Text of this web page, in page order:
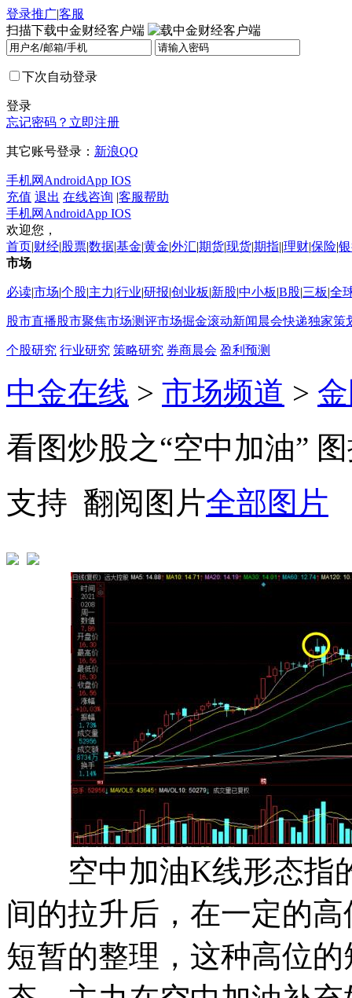
登录推广|客服
扫描下载中金财经客户端
下次自动登录
登录
忘记密码？ 立即注册
其它账号登录： 新浪QQ
手机网 AndroidApp IOS
充值 退出 在线咨询 |客服帮助
手机网 AndroidApp IOS
欢迎您，
首页|财经|股票|数据|基金|黄金|外汇|期货|现货|期指||理财|保险|
市场
必读|市场|个股|主力|行业|研报|创业板|新股|中小板|B股|三板|全
股市直播股市聚焦市场测评市场掘金滚动新闻 晨会快递独家策
个股研究 行业研究 策略研究 券商晨会 盈利预测
中金在线 > 市场频道 >
看图炒股之“空中加油”
支持 翻阅图片全部图片
空中加油K线形态指
间的拉升后，在一定的
短暂的整理，这种高位